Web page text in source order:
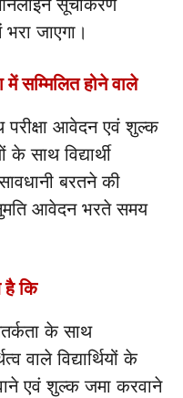
जाएगा।
सम्मिलित होने वाले
परीक्षा आवेदन एवं शुल्क
साथ विद्यार्थी
बरतने की
आवेदन भरते समय
है कि
के साथ
विद्यार्थियों के
एवं शुल्क जमा करवाने